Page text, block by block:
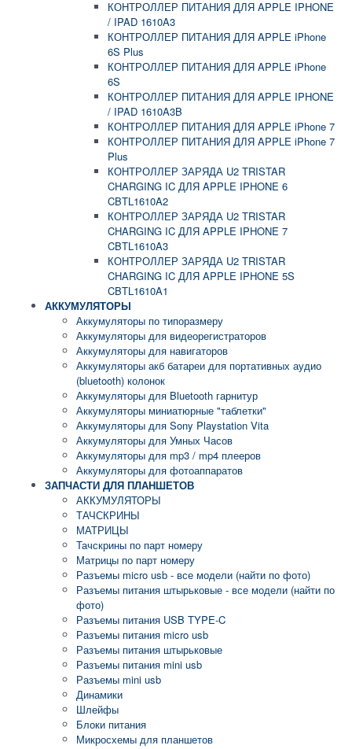
КОНТРОЛЛЕР ПИТАНИЯ ДЛЯ APPLE IPHONE
/ IPAD 1610A3
КОНТРОЛЛЕР ПИТАНИЯ ДЛЯ APPLE iPhone
6S Plus
КОНТРОЛЛЕР ПИТАНИЯ ДЛЯ APPLE iPhone
6S
КОНТРОЛЛЕР ПИТАНИЯ ДЛЯ APPLE IPHONE
/ IPAD 1610A3B
КОНТРОЛЛЕР ПИТАНИЯ ДЛЯ APPLE iPhone 7
КОНТРОЛЛЕР ПИТАНИЯ ДЛЯ APPLE iPhone 7
Plus
КОНТРОЛЛЕР ЗАРЯДА U2 TRISTAR
CHARGING IC ДЛЯ APPLE IPHONE 6
CBTL1610A2
КОНТРОЛЛЕР ЗАРЯДА U2 TRISTAR
CHARGING IC ДЛЯ APPLE IPHONE 7
CBTL1610A3
КОНТРОЛЛЕР ЗАРЯДА U2 TRISTAR
CHARGING IC ДЛЯ APPLE IPHONE 5S
CBTL1610A1
АККУМУЛЯТОРЫ
Аккумуляторы по типоразмеру
Аккумуляторы для видеорегистраторов
Аккумуляторы для навигаторов
Аккумуляторы акб батареи для портативных аудио
(bluetooth) колонок
Аккумуляторы для Bluetooth гарнитур
Аккумуляторы миниатюрные "таблетки"
Аккумуляторы для Sony Playstation Vita
Аккумуляторы для Умных Часов
Аккумуляторы для mp3 / mp4 плееров
Аккумуляторы для фотоаппаратов
ЗАПЧАСТИ ДЛЯ ПЛАНШЕТОВ
АККУМУЛЯТОРЫ
ТАЧСКРИНЫ
МАТРИЦЫ
Тачскрины по парт номеру
Матрицы по парт номеру
Разъемы micro usb - все модели (найти по фото)
Разъемы питания штырьковые - все модели (найти по
фото)
Разъемы питания USB TYPE-C
Разъемы питания micro usb
Разъемы питания штырьковые
Разъемы питания mini usb
Разъемы mini usb
Динамики
Шлейфы
Блоки питания
Микросхемы для планшетов